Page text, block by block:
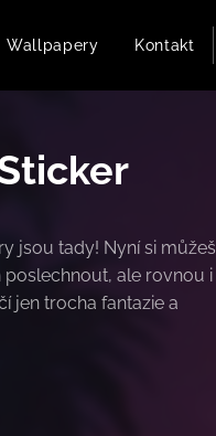
Wallpapery Kontakt
jsou tady! Nyní si můžeš
ale rovnou i
jen trocha fantazie a